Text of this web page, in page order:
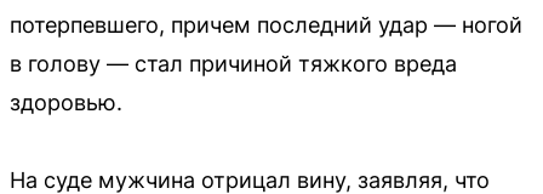
потерпевшего, причем последний удар — ногой
в голову — стал причиной тяжкого вреда
здоровью.
На суде мужчина отрицал вину, заявляя, что